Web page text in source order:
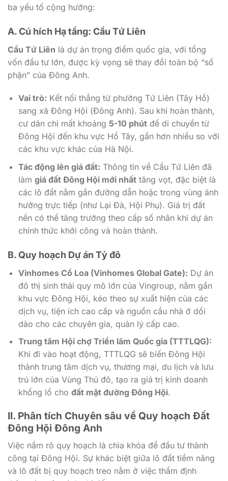
ba yếu tố cộng hưởng:
A. Cú hích Hạ tầng: Cầu Tứ Liên
Cầu Tứ Liên là dự án trọng điểm quốc gia, với tổng
vốn đầu tư lớn, được kỳ vọng sẽ thay đổi toàn bộ “số
phận” của Đông Anh.
Vai trò: Kết nối thẳng từ phường Tứ Liên (Tây Hồ)
sang xã Đông Hội (Đông Anh). Sau khi hoàn thành,
cư dân chỉ mất khoảng 5-10 phútđể di chuyển từ
Đông Hội đến khu vực Hồ Tây, gần hơn nhiều so với
các khu vực khác của Hà Nội.
Tác động lên giá đất: Thông tin về Cầu Tứ Liên đã
làm giá đất Đông Hội mới nhấttăng vọt, đặc biệt là
các lô đất nằm gần đường dẫn hoặc trong vùng ảnh
hưởng trực tiếp (như Lại Đà, Hội Phụ). Giá trị đất
nền có thể tăng trưởng theo cấp số nhân khi dự án
chính thức khởi công và hoàn thành.
B. Quy hoạch Dự án Tỷ đô
Vinhomes Cổ Loa (Vinhomes Global Gate): Dự án
đô thị sinh thái quy mô lớn của Vingroup, nằm gần
khu vực Đông Hội, kéo theo sự xuất hiện của các
dịch vụ, tiện ích cao cấp và nguồn cầu nhà ở dồi
dào cho các chuyên gia, quản lý cấp cao.
Trung tâm Hội chợ Triển lãm Quốc gia (TTTLQG):
Khi đi vào hoạt động, TTTLQG sẽ biến Đông Hội
thành trung tâm dịch vụ, thương mại, du lịch và lưu
trú lớn của Vùng Thủ đô, tạo ra giá trị kinh doanh
khổng lồ cho đất mặt đường Đông Hội.
II. Phân tích Chuyên sâu về Quy hoạch Đất
Đông Hội Đông Anh
Việc nắm rõ quy hoạch là chìa khóa để đầu tư thành
công tại Đông Hội. Sự khác biệt giữa lô đất tiềm năng
và lô đất bị quy hoạch treo nằm ở việc thẩm định